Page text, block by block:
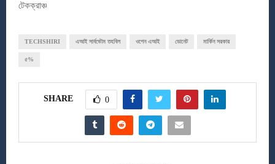
টেকক্রাঞ্চ
TECHSHIRI এআই সার্বভৌম তহবিল ওপেন এআই ডোনেট মার্কিন সরকার
৫%
SHARE 0